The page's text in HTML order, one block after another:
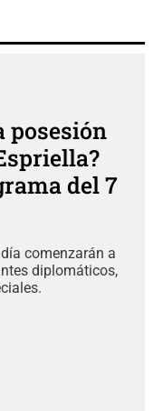
posesión
del 7
comenzarán a
diplomáticos,